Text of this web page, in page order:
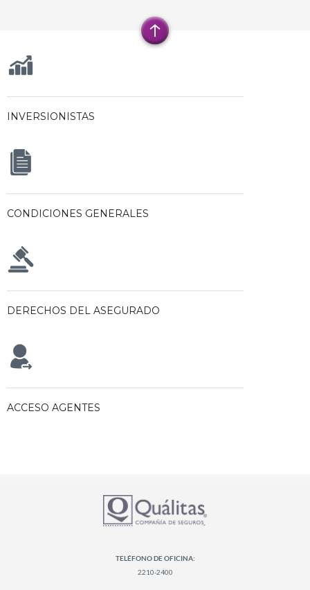
INVERSIONISTAS
CONDICIONES GENERALES
DERECHOS DEL ASEGURADO
ACCESO AGENTES
TELÉFONO DE OFICINA:
2210-2400